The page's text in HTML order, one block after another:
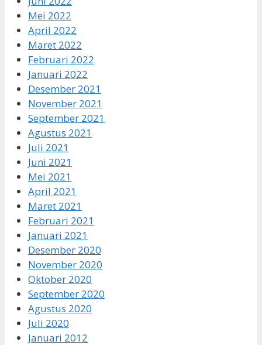
Mei 2022
April 2022
Maret 2022
Februari 2022
Januari 2022
Desember 2021
November 2021
September 2021
Agustus 2021
Juli 2021
Juni 2021
Mei 2021
April 2021
Maret 2021
Februari 2021
Januari 2021
Desember 2020
November 2020
Oktober 2020
September 2020
Agustus 2020
Juli 2020
Januari 2012